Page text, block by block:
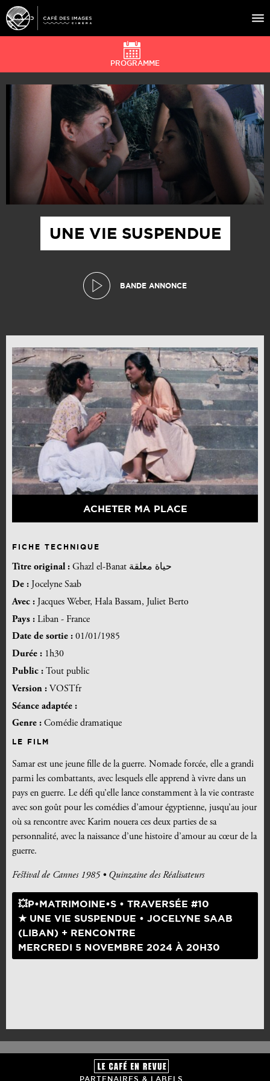
À L’AFFICHE
ÉVÉNEMENTS
CAFÉ DU CINÉ
PRATIQUE
ÉDUCATION AUX IMAGES
UNE VIE SUSPENDUE
BANDE ANNONCE
ACHETER MA PLACE
FICHE TECHNIQUE
Titre original :
Ghazl el-Banat حياة معلقة
De : Jocelyne Saab
Avec : Jacques Weber, Hala Bassam, Juliet Berto
Pays : Liban - France
Date de sortie : 01/01/1985
Durée : 1h30
Public : Tout public
Version : VOSTfr
Séance adaptée :
Genre : Comédie dramatique
LE FILM
Samar est une jeune fille de la guerre. Nomade forcée, elle a grandi
parmi les combattants, avec lesquels elle apprend à vivre dans un
pays en guerre. Le défi qu’elle lance constamment à la vie contraste
avec son goût pour les comédies d’amour égyptienne, jusqu’au jour
où sa rencontre avec Karim nouera ces deux parties de sa
personnalité, avec la naissance d’une histoire d’amour au cœur de la
guerre.
Festival de Cannes 1985 • Quinzaine des Réalisateurs
💥P•MATRIMOINE•S • TRAVERSÉE #10
★ UNE VIE SUSPENDUE • JOCELYNE SAAB
(LIBAN) + RENCONTRE
MERCREDI 5 NOVEMBRE 2024 À 20H30
PROGRAMME
PARTENAIRES & LABELS